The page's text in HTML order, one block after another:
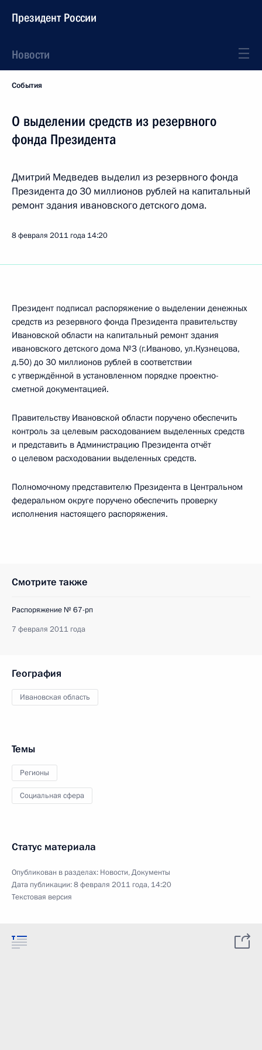
Президент России
Новости
События
О выделении средств из резервного
фонда Президента
Дмитрий Медведев выделил из резервного фонда
Президента до 30 миллионов рублей на капитальный
ремонт здания ивановского детского дома.
8 февраля 2011 года 14:20
Президент подписал распоряжение о выделении денежных
средств из резервного фонда Президента правительству
Ивановской области на капитальный ремонт здания
ивановского детского дома №3 (г.Иваново, ул.Кузнецова,
д.50) до 30 миллионов рублей в соответствии
с утверждённой в установленном порядке проектно-
сметной документацией.
Правительству Ивановской области поручено обеспечить
контроль за целевым расходованием выделенных средств
и представить в Администрацию Президента отчёт
о целевом расходовании выделенных средств.
Полномочному представителю Президента в Центральном
федеральном округе поручено обеспечить проверку
исполнения настоящего распоряжения.
Смотрите также
Распоряжение № 67-рп
7 февраля 2011 года
География
Ивановская область
Темы
Регионы
Социальная сфера
Статус материала
Опубликован в разделах: Новости,Документы
Дата публикации:8 февраля 2011 года, 14:20
Текстовая версия